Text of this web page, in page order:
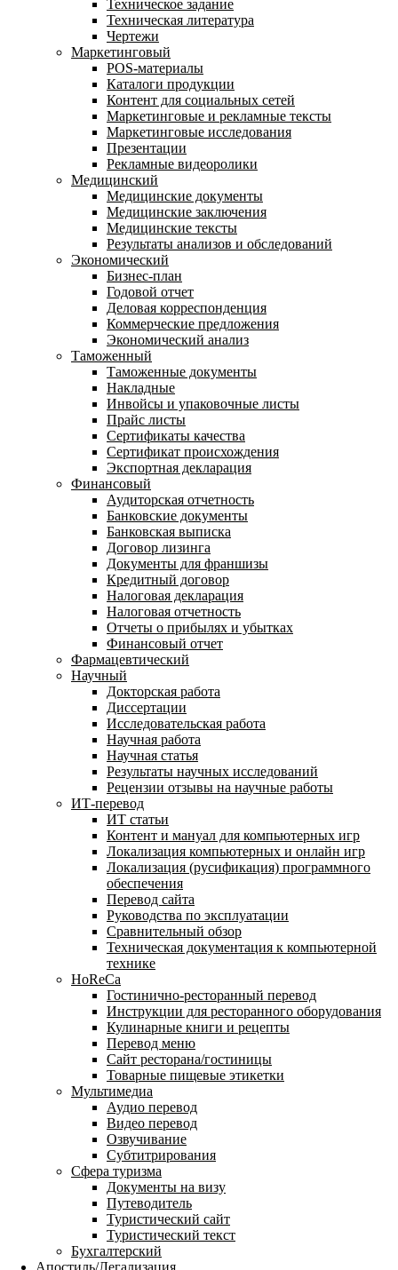
Техническое задание
Техническая литература
Чертежи
Маркетинговый
POS-материалы
Каталоги продукции
Контент для социальных сетей
Маркетинговые и рекламные тексты
Маркетинговые исследования
Презентации
Рекламные видеоролики
Медицинский
Медицинские документы
Медицинские заключения
Медицинские тексты
Результаты анализов и обследований
Экономический
Бизнес-план
Годовой отчет
Деловая корреспонденция
Коммерческие предложения
Экономический анализ
Таможенный
Таможенные документы
Накладные
Инвойсы и упаковочные листы
Прайс листы
Сертификаты качества
Сертификат происхождения
Экспортная декларация
Финансовый
Аудиторская отчетность
Банковские документы
Банковская выписка
Договор лизинга
Документы для франшизы
Кредитный договор
Налоговая декларация
Налоговая отчетность
Отчеты о прибылях и убытках
Финансовый отчет
Фармацевтический
Научный
Докторская работа
Диссертации
Исследовательская работа
Научная работа
Научная статья
Результаты научных исследований
Рецензии отзывы на научные работы
ИТ-перевод
ИТ статьи
Контент и мануал для компьютерных игр
Локализация компьютерных и онлайн игр
Локализация (русификация) программного
обеспечения
Перевод сайта
Руководства по эксплуатации
Сравнительный обзор
Техническая документация к компьютерной
технике
HoReCa
Гостинично-ресторанный перевод
Инструкции для ресторанного оборудования
Кулинарные книги и рецепты
Перевод меню
Сайт ресторана/гостиницы
Товарные пищевые этикетки
Мультимедиа
Аудио перевод
Видео перевод
Озвучивание
Субтитрирования
Сфера туризма
Документы на визу
Путеводитель
Туристический сайт
Туристический текст
Бухгалтерский
Апостиль/Легализация